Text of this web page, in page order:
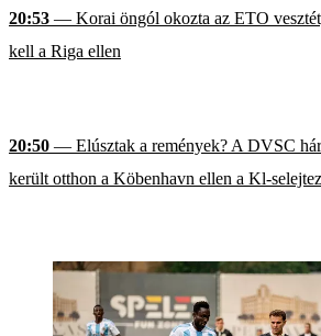
20:53 — Korai öngól okozta az ETO
kell a Riga ellen
20:50 — Elúsztak a remények? A DVSC
került otthon a Köbenhavn ellen a Kl-